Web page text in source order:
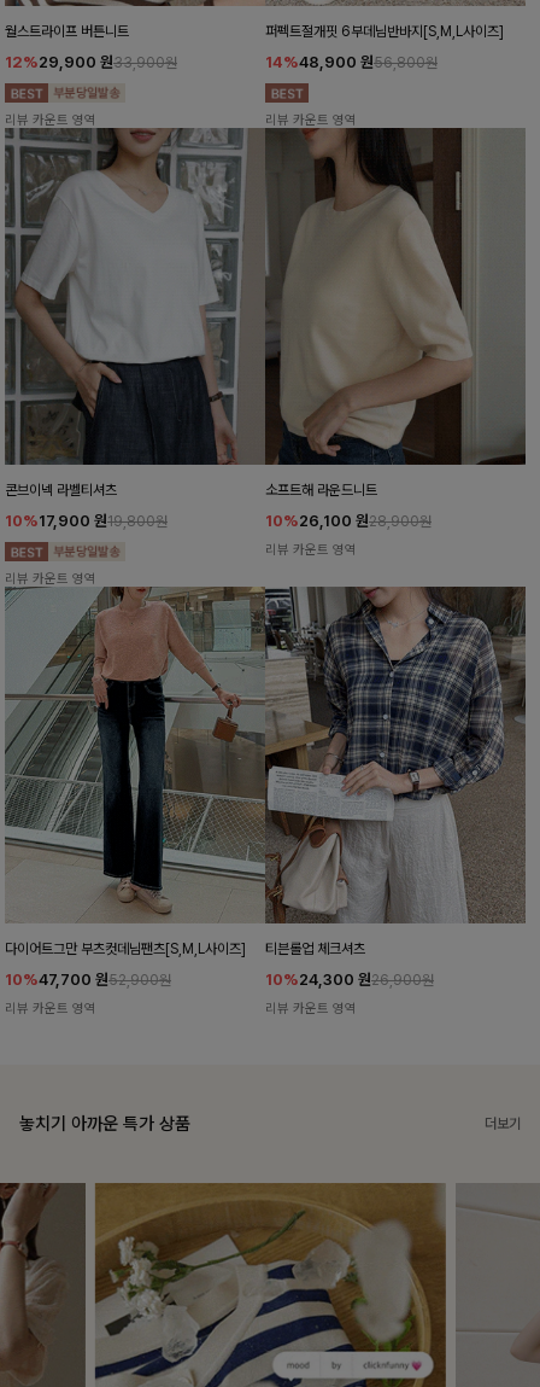
월스트라이프 버튼니트
12%29,900 원33,900원
리뷰 카운트 영역
퍼펙트절개핏 6부데님반바지[S,M,L사이즈]
14%48,900 원56,800원
리뷰 카운트 영역
콘브이넥 라벨티셔츠
10%17,900 원19,800원
리뷰 카운트 영역
소프트해 라운드니트
10%26,100 원28,900원
리뷰 카운트 영역
다이어트그만 부츠컷데님팬츠[S,M,L사이즈]
10%47,700 원52,900원
리뷰 카운트 영역
티븐롤업 체크셔츠
10%24,300 원26,900원
리뷰 카운트 영역
놓치기 아까운 특가 상품 더보기